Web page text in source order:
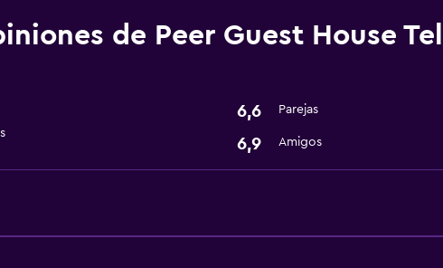
Lavandería
de Peer Guest House
6,6 Parejas
6,9 Amigos